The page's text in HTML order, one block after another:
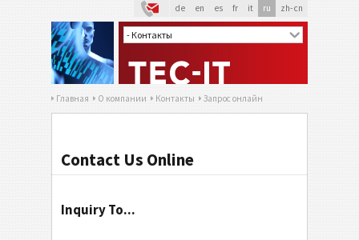
de en es fr it ru zh-cn
Главная О компании Контакты Запрос онлайн
Contact Us Online
Inquiry To...